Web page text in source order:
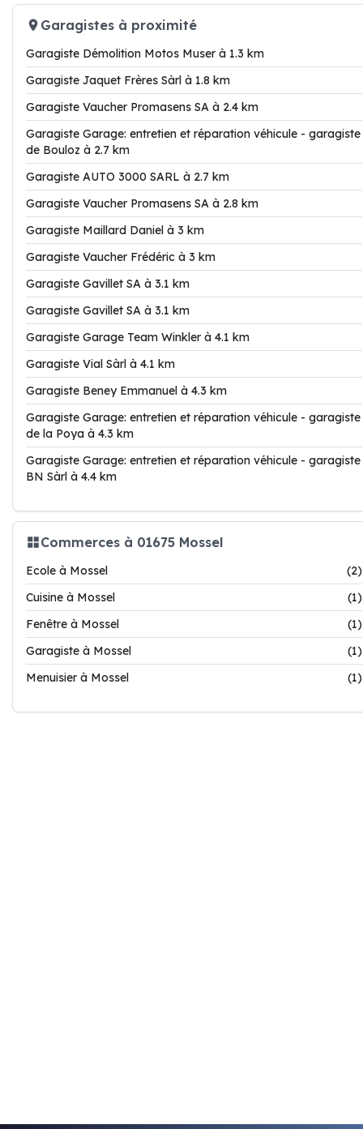
Garagistes à proximité
Garagiste Démolition Motos Muser à 1.3 km
Garagiste Jaquet Frères Sàrl à 1.8 km
Garagiste Vaucher Promasens SA à 2.4 km
Garagiste Garage: entretien et réparation véhicule - garagiste
de Bouloz à 2.7 km
Garagiste AUTO 3000 SARL à 2.7 km
Garagiste Vaucher Promasens SA à 2.8 km
Garagiste Maillard Daniel à 3 km
Garagiste Vaucher Frédéric à 3 km
Garagiste Gavillet SA à 3.1 km
Garagiste Gavillet SA à 3.1 km
Garagiste Garage Team Winkler à 4.1 km
Garagiste Vial Sàrl à 4.1 km
Garagiste Beney Emmanuel à 4.3 km
Garagiste Garage: entretien et réparation véhicule - garagiste
de la Poya à 4.3 km
Garagiste Garage: entretien et réparation véhicule - garagiste
BN Sàrl à 4.4 km
Commerces à 01675 Mossel
Ecole à Mossel
(2)
Cuisine à Mossel
(1)
Fenêtre à Mossel
(1)
Garagiste à Mossel
(1)
Menuisier à Mossel
(1)